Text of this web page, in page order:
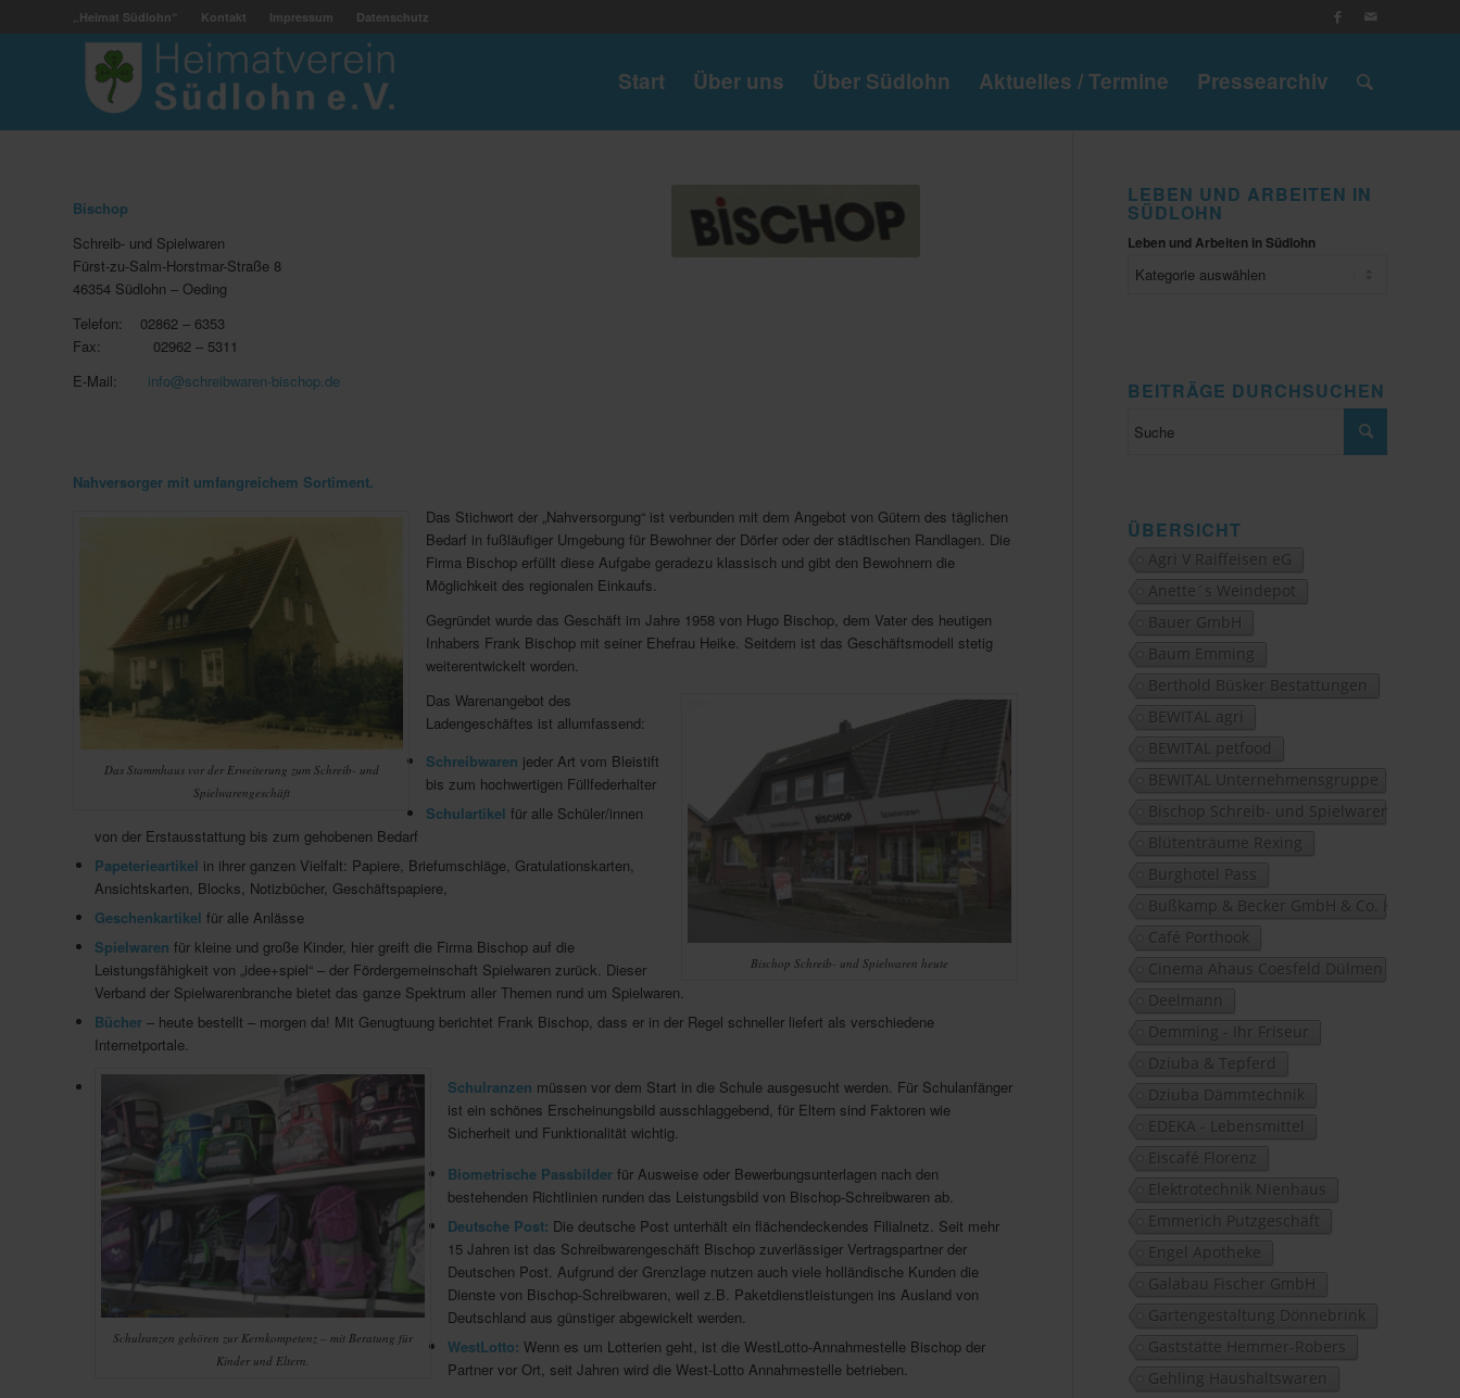
„Heimat Südlohn“ Kontakt Impressum Datenschutz
Start Über uns Über Südlohn Aktuelles / Termine Pressearchiv
Bischop
Schreib- und Spielwaren
Fürst-zu-Salm-Horstmar-Straße 8
46354 Südlohn – Oeding
Telefon: 02862 – 6353
Fax: 02962 – 5311
E-Mail: info@schreibwaren-bischop.de
Nahversorger mit umfangreichem Sortiment.
Das Stammhaus vor der Erweiterung zum Schreib- und
Spielwarengeschäft
Das Stichwort der „Nahversorgung“ ist verbunden mit dem Angebot von Gütern des täglichen
Bedarf in fußläufiger Umgebung für Bewohner der Dörfer oder der städtischen Randlagen. Die
Firma Bischop erfüllt diese Aufgabe geradezu klassisch und gibt den Bewohnern die
Möglichkeit des regionalen Einkaufs.
Gegründet wurde das Geschäft im Jahre 1958 von Hugo Bischop, dem Vater des heutigen
Inhabers Frank Bischop mit seiner Ehefrau Heike. Seitdem ist das Geschäftsmodell stetig
weiterentwickelt worden.
Bischop Schreib- und Spielwaren heute
Das Warenangebot des
Ladengeschäftes ist allumfassend:
Schreibwaren jeder Art vom Bleistift
bis zum hochwertigen Füllfederhalter
Schulartikel für alle Schüler/innen
von der Erstausstattung bis zum gehobenen Bedarf
Papeterieartikel in ihrer ganzen Vielfalt: Papiere, Briefumschläge, Gratulationskarten,
Ansichtskarten, Blocks, Notizbücher, Geschäftspapiere,
Geschenkartikel für alle Anlässe
Spielwaren für kleine und große Kinder, hier greift die Firma Bischop auf die
Leistungsfähigkeit von „idee+spiel“ – der Fördergemeinschaft Spielwaren zurück. Dieser
Verband der Spielwarenbranche bietet das ganze Spektrum aller Themen rund um Spielwaren.
Bücher – heute bestellt – morgen da! Mit Genugtuung berichtet Frank Bischop, dass er in der Regel schneller liefert als verschiedene
Internetportale.
Schulranzen gehören zur Kernkompetenz – mit Beratung für
Kinder und Eltern.
Schulranzen müssen vor dem Start in die Schule ausgesucht werden. Für Schulanfänger
ist ein schönes Erscheinungsbild ausschlaggebend, für Eltern sind Faktoren wie
Sicherheit und Funktionalität wichtig.
Biometrische Passbilder für Ausweise oder Bewerbungsunterlagen nach den
bestehenden Richtlinien runden das Leistungsbild von Bischop-Schreibwaren ab.
Deutsche Post: Die deutsche Post unterhält ein flächendeckendes Filialnetz. Seit mehr
15 Jahren ist das Schreibwarengeschäft Bischop zuverlässiger Vertragspartner der
Deutschen Post. Aufgrund der Grenzlage nutzen auch viele holländische Kunden die
Dienste von Bischop-Schreibwaren, weil z.B. Paketdienstleistungen ins Ausland von
Deutschland aus günstiger abgewickelt werden.
WestLotto: Wenn es um Lotterien geht, ist die WestLotto-Annahmestelle Bischop der
Partner vor Ort, seit Jahren wird die West-Lotto Annahmestelle betrieben.
LEBEN UND ARBEITEN IN
SÜDLOHN
Leben und Arbeiten in Südlohn
BEITRÄGE DURCHSUCHEN
ÜBERSICHT
Agri V Raiffeisen eG
Anette´s Weindepot
Bauer GmbH
Baum Emming
Berthold Büsker Bestattungen
BEWITAL agri
BEWITAL petfood
BEWITAL Unternehmensgruppe
Bischop Schreib- und Spielwaren
Blütenträume Rexing
Burghotel Pass
Bußkamp & Becker GmbH & Co. KG
Café Porthook
Cinema Ahaus Coesfeld Dülmen
Deelmann
Demming - Ihr Friseur
Dziuba & Tepferd
Dziuba Dämmtechnik
EDEKA - Lebensmittel
Eiscafé Florenz
Elektrotechnik Nienhaus
Emmerich Putzgeschäft
Engel Apotheke
Galabau Fischer GmbH
Gartengestaltung Dönnebrink
Gaststätte Hemmer-Robers
Gehling Haushaltswaren